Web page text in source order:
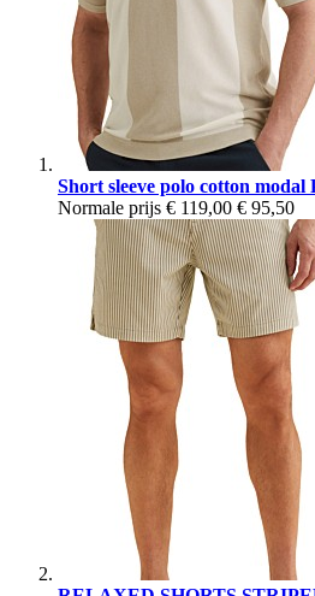
Short sleeve polo cotton modal
Normale prijs € 119,00 € 95,50